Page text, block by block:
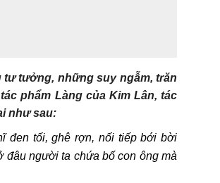
tư tưởng, những suy ngẫm, trăn
phẩm Làng của Kim Lân, tác
như sau:
đen tối, ghê rợn, nối tiếp bới bời
đâu người ta chứa bố con ông mà